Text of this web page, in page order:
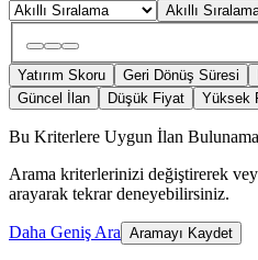
Akıllı
Yatırım Skoru Geri Dönüş Süresi
Güncel İlan
Düşük Fiyat Yüksek
Bu Kriterlere Uygun İlan
Arama kriterlerinizi değiştirerek
arayarak tekrar deneyebilirsiniz.
Daha Geniş Ara Aramayı Kaydet